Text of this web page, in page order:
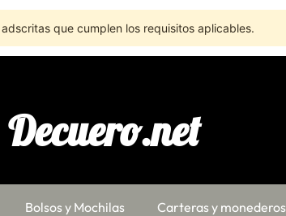
que cumplen los requisitos aplicables.
Decuero.net
Bolsos y Mochilas Carteras y monederos